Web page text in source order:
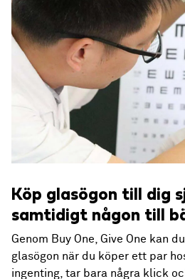
Köp glasögon till dig
samtidigt någon till
Genom Buy One, Give One kan
glasögon när du köper ett par
ingenting, tar bara några klick